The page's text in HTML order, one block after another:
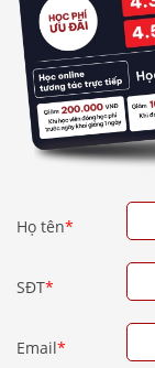
Họ tên*
SĐT*
Email*